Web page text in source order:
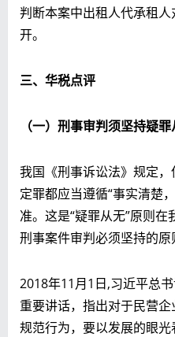
判断本案中出租人代承租
开。
三、华税点评
（一）刑事审判须坚持疑
我国《刑事诉讼法》规定
定罪都应当遵循“事实清楚
准。这是“疑罪从无”原则
刑事案件审判必须坚持的原
2018年11月1日,习近平总
重要讲话，指出对于民营
规范行为，要以发展的眼